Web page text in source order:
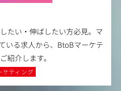
たい・伸ばしたい方必見。マ
いる求人から、BtoBマーケテ
紹介します。
ケティング